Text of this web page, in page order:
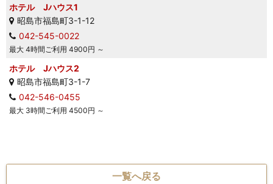
ホテル Jハウス1
昭島市福島町3-1-12
042-545-0022
最大 4時間ご利用 4900円 ～
ホテル Jハウス2
昭島市福島町3-1-7
042-546-0455
最大 3時間ご利用 4500円 ～
一覧へ戻る